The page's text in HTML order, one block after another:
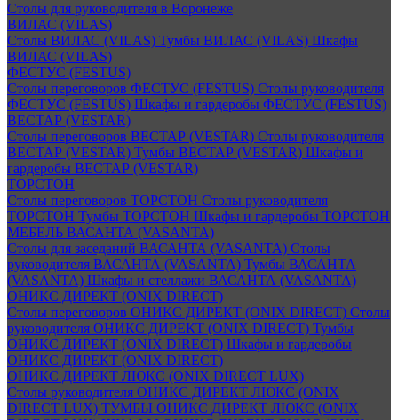
Столы для руководителя в Воронеже
ВИЛАС (VILAS)
Столы ВИЛАС (VILAS) Тумбы ВИЛАС (VILAS) Шкафы
ВИЛАС (VILAS)
ФЕСТУС (FESTUS)
Столы переговоров ФЕСТУС (FESTUS) Столы руководителя
ФЕСТУС (FESTUS) Шкафы и гардеробы ФЕСТУС (FESTUS)
ВЕСТАР (VESTAR)
Столы переговоров ВЕСТАР (VESTAR) Столы руководителя
ВЕСТАР (VESTAR) Тумбы ВЕСТАР (VESTAR) Шкафы и
гардеробы ВЕСТАР (VESTAR)
ТОРСТОН
Столы переговоров ТОРСТОН Столы руководителя
ТОРСТОН Тумбы ТОРСТОН Шкафы и гардеробы ТОРСТОН
МЕБЕЛЬ ВАСАНТА (VASANTA)
Столы для заседаний ВАСАНТА (VASANTA) Столы
руководителя ВАСАНТА (VASANTA) Тумбы ВАСАНТА
(VASANTA) Шкафы и стеллажи ВАСАНТА (VASANTA)
ОНИКС ДИРЕКТ (ONIX DIRECT)
Столы переговоров ОНИКС ДИРЕКТ (ONIX DIRECT) Столы
руководителя ОНИКС ДИРЕКТ (ONIX DIRECT) Тумбы
ОНИКС ДИРЕКТ (ONIX DIRECT) Шкафы и гардеробы
ОНИКС ДИРЕКТ (ONIX DIRECT)
ОНИКС ДИРЕКТ ЛЮКС (ONIX DIRECT LUX)
Столы руководителя ОНИКС ДИРЕКТ ЛЮКС (ONIX
DIRECT LUX) ТУМБЫ ОНИКС ДИРЕКТ ЛЮКС (ONIX